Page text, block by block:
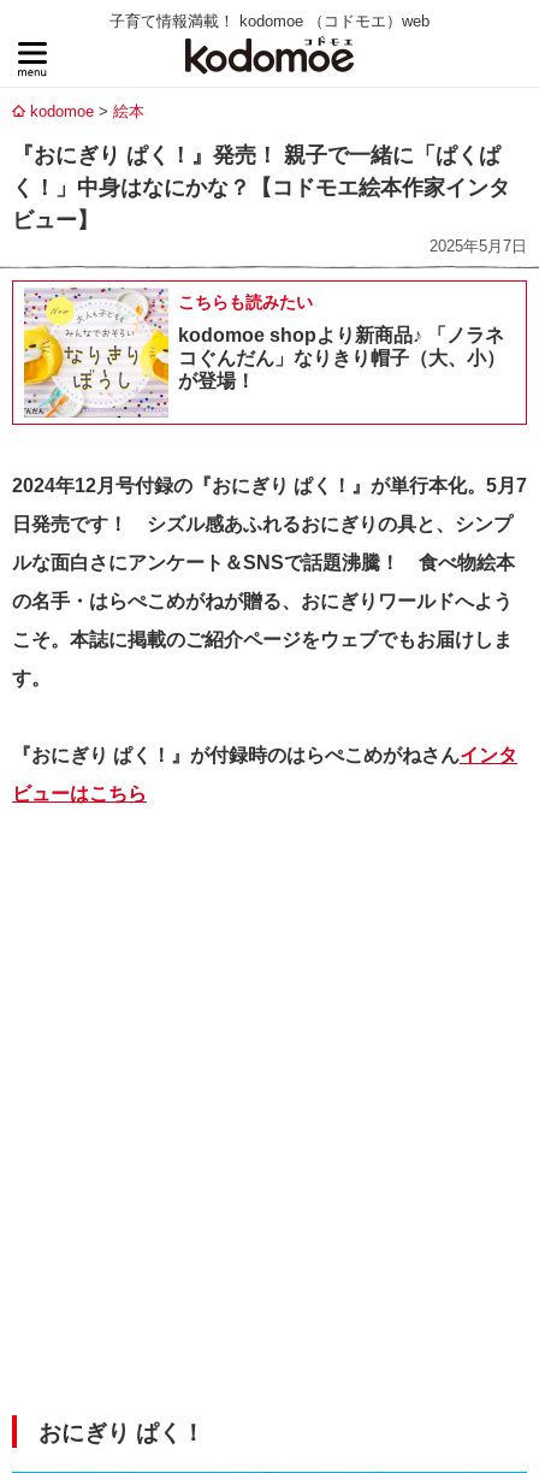
子育て情報満載！ kodomoe （コドモエ）web
kodomoe 絵本
『おにぎり ぱく！』発売！ 親子で一緒に「ぱくぱ
く！」中身はなにかな？【コドモエ絵本作家インタ
ビュー】
2025年5月7日
こちらも読みたい
kodomoe shopより新商品♪ 「ノラネ
コぐんだん」なりきり帽子（大、小）
が登場！
2024年12月号付録の『おにぎり ぱく！』が単行本化。5月7
日発売です！ シズル感あふれるおにぎりの具と、シンプ
ルな面白さにアンケート＆SNSで話題沸騰！ 食べ物絵本
の名手・はらぺこめがねが贈る、おにぎりワールドへよう
こそ。本誌に掲載のご紹介ページをウェブでもお届けしま
す。
『おにぎり ぱく！』が付録時のはらぺこめがねさんインタ
ビューはこちら
おにぎり ぱく！